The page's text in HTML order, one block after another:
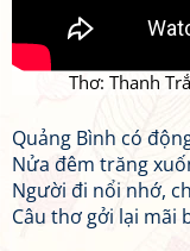
Thơ: Thanh
Quảng Bình có
Nửa đêm trăng
Người đi nổi nhớ,
Câu thơ gởi lại mãi